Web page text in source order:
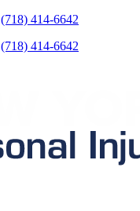
(718) 414-6642
(718) 414-6642